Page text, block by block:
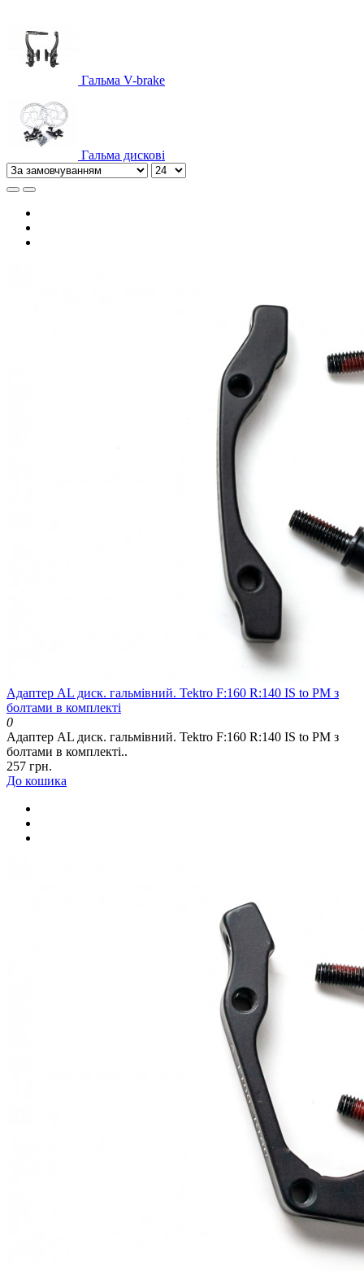
Гальма V-brake
Гальма дискові
Адаптер AL диск. гальмівний. Tektro F:160 R:140 IS to PM з
болтами в комплекті
0
Адаптер AL диск. гальмівний. Tektro F:160 R:140 IS to PM з
болтами в комплекті..
257 грн.
До кошика